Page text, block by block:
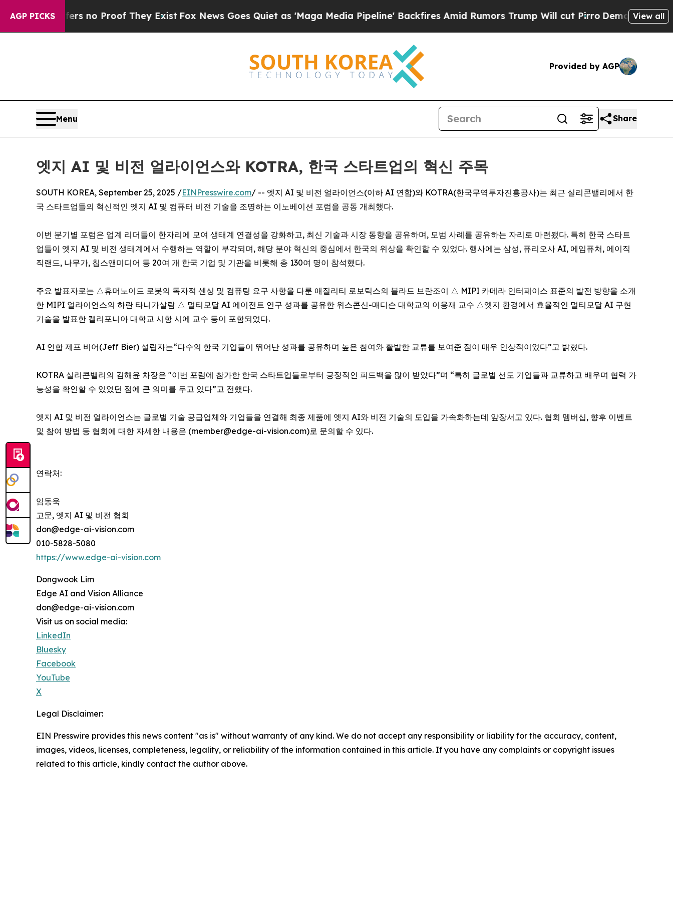
AGP PICKS
but Offers no Proof They ExistFox News Goes Quiet as 'Maga Media Pipeline' Backfires Amid Rumors Trump Will cut PirroDemocratic View all
Provided by AGP
Menu Share
엣지 AI 및 비전 얼라이언스와 KOTRA, 한국 스타트업의 혁신 주목
SOUTH KOREA, September 25, 2025 /EINPresswire.com/ -- 엣지 AI 및 비전 얼라이언스(이하 AI 연합)와 KOTRA(한국무역투자진흥공사)는 최근 실리콘밸리에서 한
국 스타트업들의 혁신적인 엣지 AI 및 컴퓨터 비전 기술을 조명하는 이노베이션 포럼을 공동 개최했다.
이번 분기별 포럼은 업계 리더들이 한자리에 모여 생태계 연결성을 강화하고, 최신 기술과 시장 동향을 공유하며, 모범 사례를 공유하는 자리로 마련됐다. 특히 한국 스타트
업들이 엣지 AI 및 비전 생태계에서 수행하는 역할이 부각되며, 해당 분야 혁신의 중심에서 한국의 위상을 확인할 수 있었다. 행사에는 삼성, 퓨리오사 AI, 에임퓨처, 에이직
직랜드, 나무가, 칩스앤미디어 등 20여 개 한국 기업 및 기관을 비롯해 총 130여 명이 참석했다.
주요 발표자로는 △휴머노이드 로봇의 독자적 센싱 및 컴퓨팅 요구 사항을 다룬 애질리티 로보틱스의 블라드 브란조이 △ MIPI 카메라 인터페이스 표준의 발전 방향을 소개
한 MIPI 얼라이언스의 하란 타니가살람 △ 멀티모달 AI 에이전트 연구 성과를 공유한 위스콘신-매디슨 대학교의 이용재 교수 △엣지 환경에서 효율적인 멀티모달 AI 구현
기술을 발표한 캘리포니아 대학교 시항 시에 교수 등이 포함되었다.
AI 연합 제프 비어(Jeff Bier) 설립자는“다수의 한국 기업들이 뛰어난 성과를 공유하며 높은 참여와 활발한 교류를 보여준 점이 매우 인상적이었다”고 밝혔다.
KOTRA 실리콘밸리의 김해윤 차장은 "이번 포럼에 참가한 한국 스타트업들로부터 긍정적인 피드백을 많이 받았다”며 “특히 글로벌 선도 기업들과 교류하고 배우며 협력 가
능성을 확인할 수 있었던 점에 큰 의미를 두고 있다”고 전했다.
엣지 AI 및 비전 얼라이언스는 글로벌 기술 공급업체와 기업들을 연결해 최종 제품에 엣지 AI와 비전 기술의 도입을 가속화하는데 앞장서고 있다. 협회 멤버십, 향후 이벤트
및 참여 방법 등 협회에 대한 자세한 내용은 (member@edge-ai-vision.com)로 문의할 수 있다.
연락처:
임동욱
고문, 엣지 AI 및 비전 협회
don@edge-ai-vision.com
010-5828-5080
https://www.edge-ai-vision.com
Dongwook Lim
Edge AI and Vision Alliance
don@edge-ai-vision.com
Visit us on social media:
LinkedIn
Bluesky
Facebook
YouTube
X
Legal Disclaimer:
EIN Presswire provides this news content "as is" without warranty of any kind. We do not accept any responsibility or liability for the accuracy, content,
images, videos, licenses, completeness, legality, or reliability of the information contained in this article. If you have any complaints or copyright issues
related to this article, kindly contact the author above.